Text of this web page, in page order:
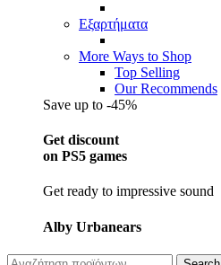
Εξαρτήματα
More Ways to Shop
Top Selling
Our Recommends
Save up to -45%
Get discount
on PS5 games
Get ready to impressive sound
Alby Urbanears